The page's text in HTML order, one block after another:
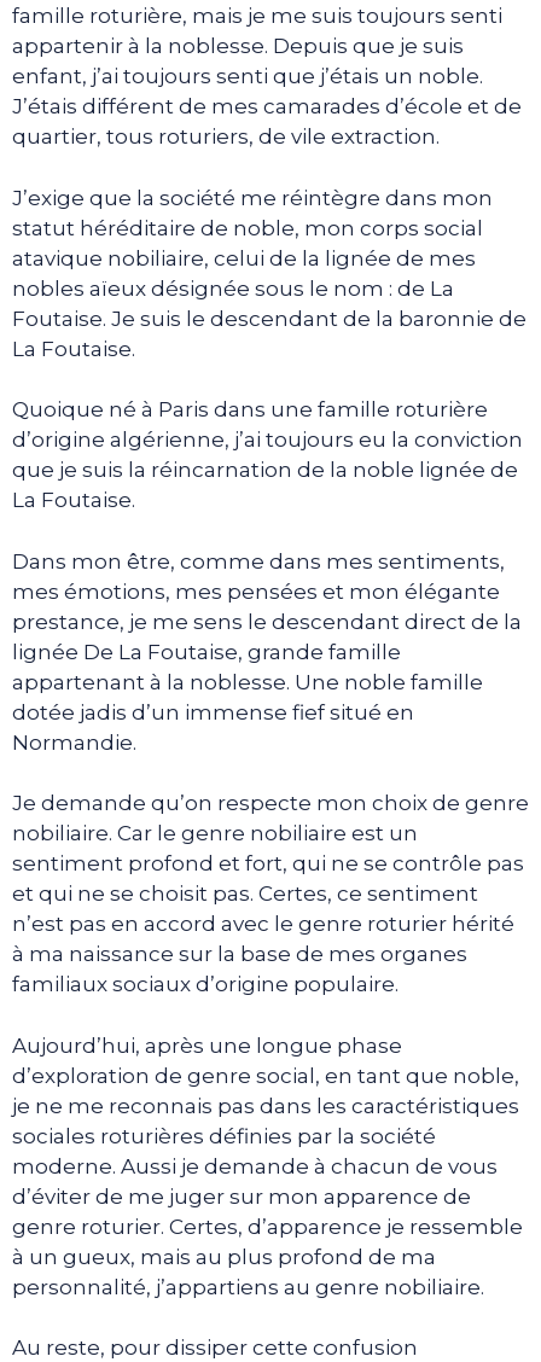
famille roturière, mais je me suis toujours senti
appartenir à la noblesse. Depuis que je suis
enfant, j’ai toujours senti que j’étais un noble.
J’étais différent de mes camarades d’école et de
quartier, tous roturiers, de vile extraction.
J’exige que la société me réintègre dans mon
statut héréditaire de noble, mon corps social
atavique nobiliaire, celui de la lignée de mes
nobles aïeux désignée sous le nom : de La
Foutaise. Je suis le descendant de la baronnie de
La Foutaise.
Quoique né à Paris dans une famille roturière
d’origine algérienne, j’ai toujours eu la conviction
que je suis la réincarnation de la noble lignée de
La Foutaise.
Dans mon être, comme dans mes sentiments,
mes émotions, mes pensées et mon élégante
prestance, je me sens le descendant direct de la
lignée De La Foutaise, grande famille
appartenant à la noblesse. Une noble famille
dotée jadis d’un immense fief situé en
Normandie.
Je demande qu’on respecte mon choix de genre
nobiliaire. Car le genre nobiliaire est un
sentiment profond et fort, qui ne se contrôle pas
et qui ne se choisit pas. Certes, ce sentiment
n’est pas en accord avec le genre roturier hérité
à ma naissance sur la base de mes organes
familiaux sociaux d’origine populaire.
Aujourd’hui, après une longue phase
d’exploration de genre social, en tant que noble,
je ne me reconnais pas dans les caractéristiques
sociales roturières définies par la société
moderne. Aussi je demande à chacun de vous
d’éviter de me juger sur mon apparence de
genre roturier. Certes, d’apparence je ressemble
à un gueux, mais au plus profond de ma
personnalité, j’appartiens au genre nobiliaire.
Au reste, pour dissiper cette confusion